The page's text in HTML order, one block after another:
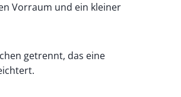
Vorraum und ein kleiner
getrennt, das eine